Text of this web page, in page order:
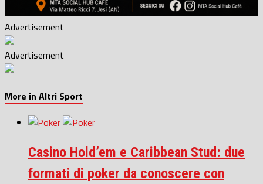
Advertisement
Advertisement
More in Altri Sport
Casino Hold’em e Caribbean Stud: due
formati di poker da conoscere con